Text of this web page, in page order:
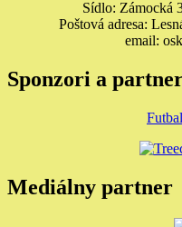
Sídlo: Zámocká
Poštová adresa:
email:
Sponzori a
Mediálny partner